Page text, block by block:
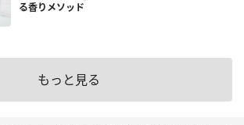
る香りメソッド
もっと見る